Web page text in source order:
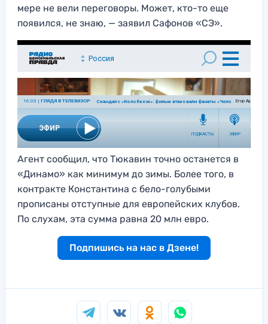
мере не вели переговоры. Может, кто-то еще
появился, не знаю, — заявил Сафонов «СЭ».
Агент сообщил, что Тюкавин точно останется в
«Динамо» как минимум до зимы. Более того, в
контракте Константина с бело-голубыми
прописаны отступные для европейских клубов.
По слухам, эта сумма равна 20 млн евро.
Подпишись на нас в Дзене!